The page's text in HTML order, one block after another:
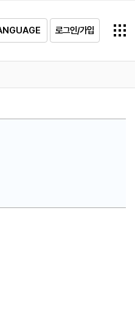
로그인/가입